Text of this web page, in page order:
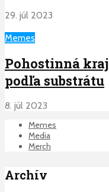
29. júl 2023
Memes
Pohostinná
podľa substrátu
8. júl 2023
Memes
Media
Merch
Archív